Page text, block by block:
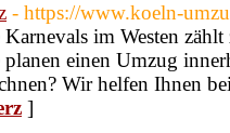
- https://www.koeln-
im Westen
einen Umzug
Wir helfen Ihnen
]